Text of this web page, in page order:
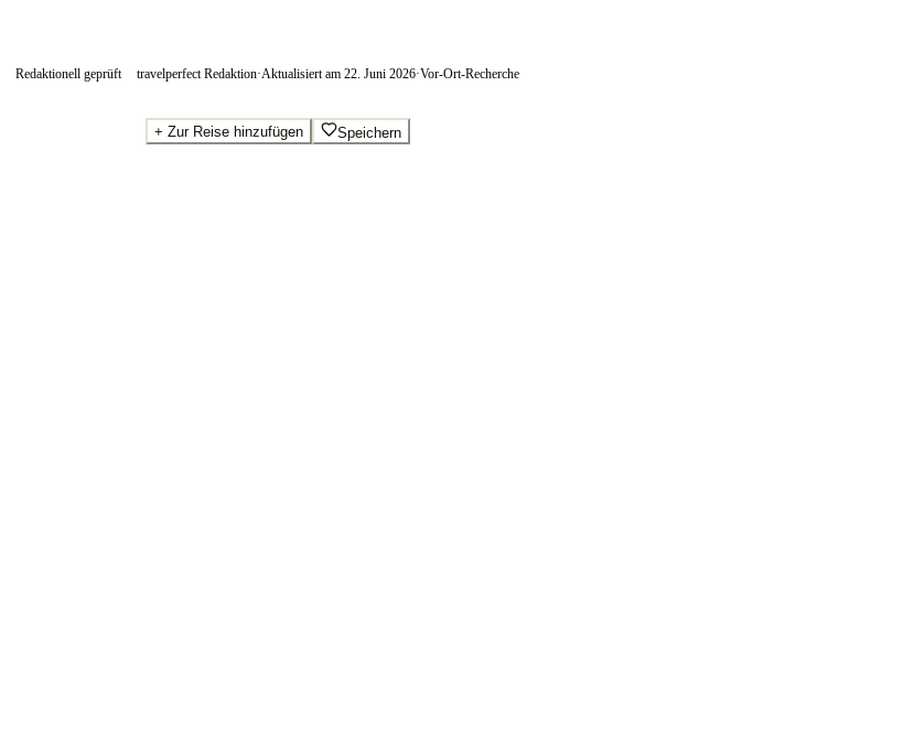
Redaktionell geprüft travelperfect Redaktion·Aktualisiert am 22. Juni 2026·Vor-Ort-Recherche
+ Zur Reise hinzufügen Speichern